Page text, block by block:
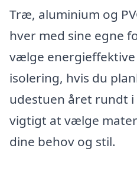
Træ, aluminium og
hver med sine egne
vælge
isolering, hvis du
udestuen året rundt
vigtigt at vælge
dine behov og stil.